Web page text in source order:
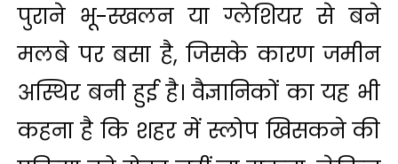
पुराने भू-स्खलन या ग्लेशियर से बने
मलबे पर बसा है, जिसके कारण जमीन
अस्थिर बनी हुई है। वैज्ञानिकों का यह भी
कहना है कि शहर में स्लोप खिसकने की